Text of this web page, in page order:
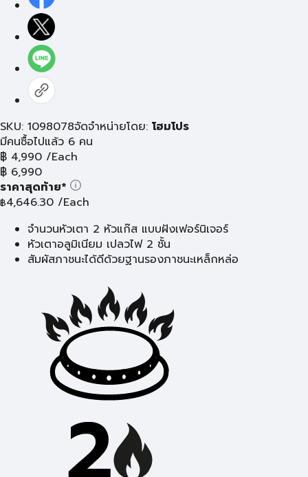
SKU: 1098078จัดจำหน่ายโดย: โฮมโปร
มีคนซื้อไปแล้ว 6 คน
฿ 4,990 /Each
฿ 6,990
ราคาสุดท้าย*
฿4,646.30 /Each
จำนวนหัวเตา 2 หัวแก๊ส แบบฝังเฟอร์นิเจอร์
หัวเตาอลูมิเนียม เปลวไฟ 2 ชั้น
สัมผัสภาชนะได้ดีด้วยฐานรองภาชนะเหล็กหล่อ